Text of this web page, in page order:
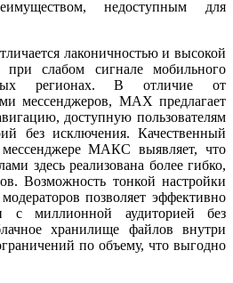
недоступным для
лаконичностью и высокой
слабом сигнале мобильного
регионах. В отличие от
мессенджеров, MAX предлагает
доступную пользователям
без исключения. Качественный
МАКС выявляет, что
здесь реализована более гибко,
Возможность тонкой настройки
позволяет эффективно
с миллионной аудиторией без
хранилище файлов внутри
по объему, что выгодно